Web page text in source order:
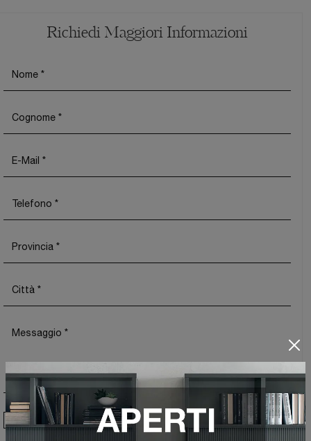
Richiedi Maggiori Informazioni
Ho preso visione dellaPrivacy Policy